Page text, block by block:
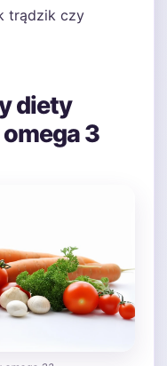
trądzik czy
diety
3